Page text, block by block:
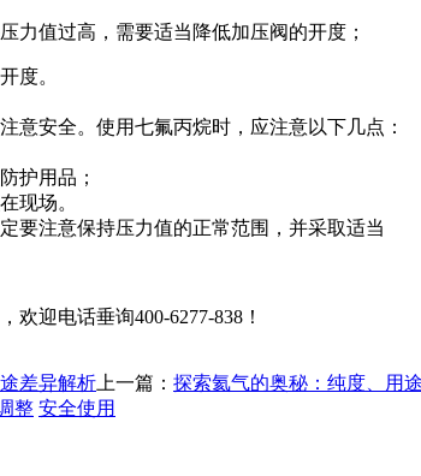
力值过高，需要适当降低加压阀的开度；
度。
意安全。使用七氟丙烷时，应注意以下几点：
护用品；
现场。
要注意保持压力值的正常范围，并采取适当
迎电话垂询400-6277-838！
差异解析 上一篇： 探索氦气的奥秘：纯度、用
整 安全使用